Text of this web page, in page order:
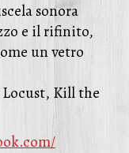
sonora
e il rifinito,
un vetro
Kill the